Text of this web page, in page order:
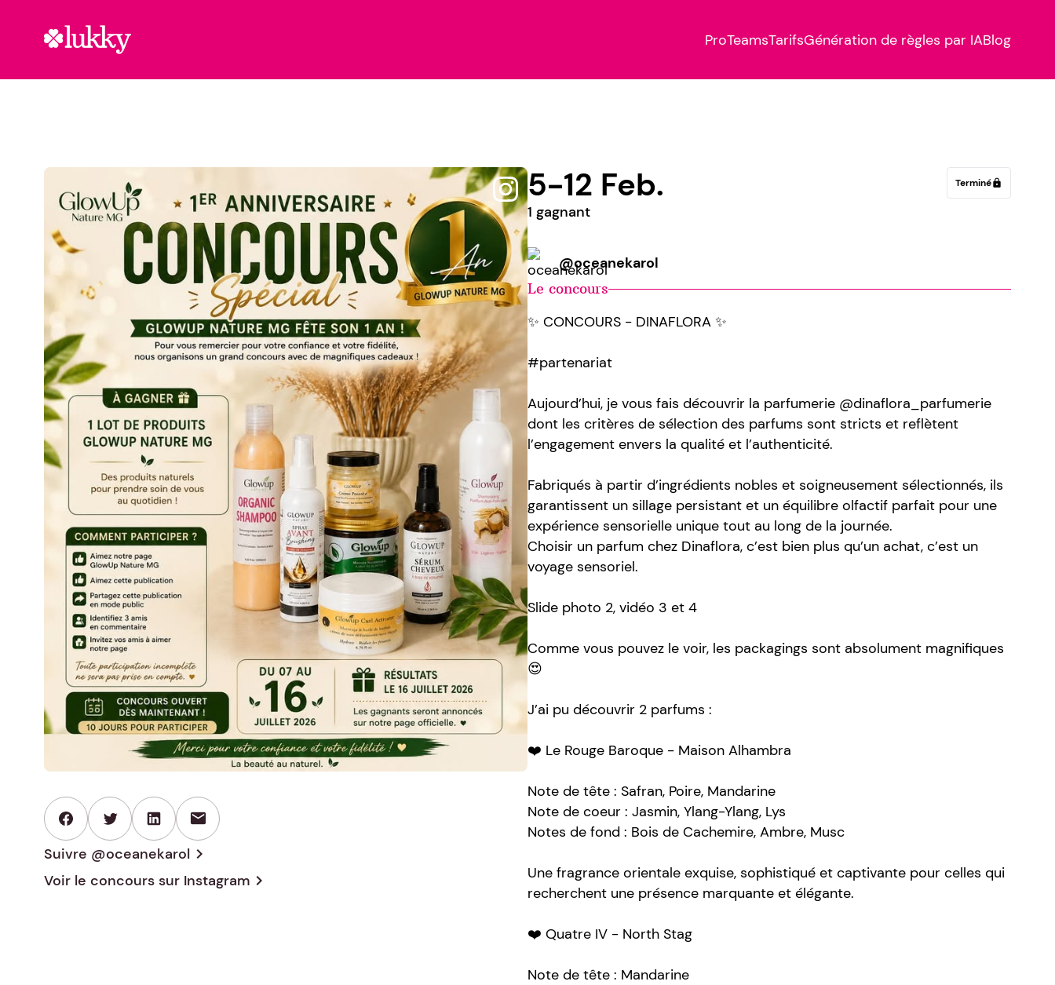
ProTeamsTarifsGénération de règles par IABlog
mail
Suivre @oceanekarol chevron_right
Voir le concours sur Instagram chevron_right
Terminélock
5-12 Feb.
1 gagnant
@oceanekarol
Le concours
✨ CONCOURS - DINAFLORA ✨
#partenariat
Aujourd’hui, je vous fais découvrir la parfumerie @dinaflora_parfumerie
dont les critères de sélection des parfums sont stricts et reflètent
l’engagement envers la qualité et l’authenticité.
Fabriqués à partir d’ingrédients nobles et soigneusement sélectionnés, ils
garantissent un sillage persistant et un équilibre olfactif parfait pour une
expérience sensorielle unique tout au long de la journée.
Choisir un parfum chez Dinaflora, c’est bien plus qu’un achat, c’est un
voyage sensoriel.
Slide photo 2, vidéo 3 et 4
Comme vous pouvez le voir, les packagings sont absolument magnifiques
😍
J’ai pu découvrir 2 parfums :
❤️ Le Rouge Baroque - Maison Alhambra
Note de tête : Safran, Poire, Mandarine
Note de coeur : Jasmin, Ylang-Ylang, Lys
Notes de fond : Bois de Cachemire, Ambre, Musc
Une fragrance orientale exquise, sophistiqué et captivante pour celles qui
recherchent une présence marquante et élégante.
❤️ Quatre IV - North Stag
Note de tête : Mandarine